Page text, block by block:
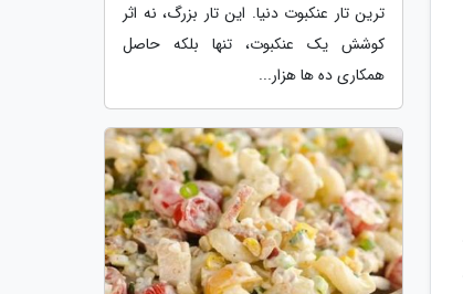
ترین تار عنکبوت دنیا. این تار بزرگ، نه اثر
کوشش یک عنکبوت، تنها بلکه حاصل
همکاری ده ها هزار...